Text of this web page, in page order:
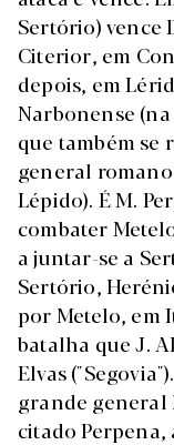
Sertório) vence
Citerior, em
depois, em
Narbonense
que também se
general
Lépido). É M.
combater
a juntar-se a
Sertório,
por Metelo, em
batalha que J.
Elvas
grande general
citado